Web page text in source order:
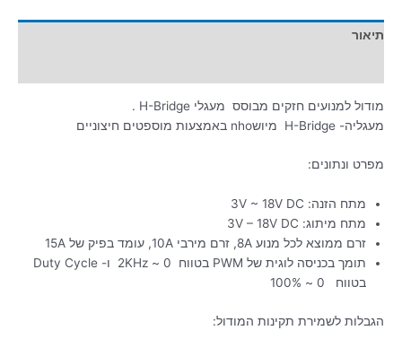
תיאור
מודול למנועים חזקים מבוסס מעגלי H-Bridge .
מעגליה- H-Bridge מיושnho באמצעות מוספטים חיצוניים
מפרט ונתונים:
מתח הזנה: 3V ~ 18V DC
מתח מיתוג: 3V – 18V DC
זרם ממוצא לכל מנוע 8A, זרם מירבי 10A, עומד בפיק של 15A
תומך בכניסה לוגית של PWM בטווח 0 ~ 2KHz ו- Duty Cycle
בטווח 0 ~ 100%
הגבלות לשמירת תקינות המודול: